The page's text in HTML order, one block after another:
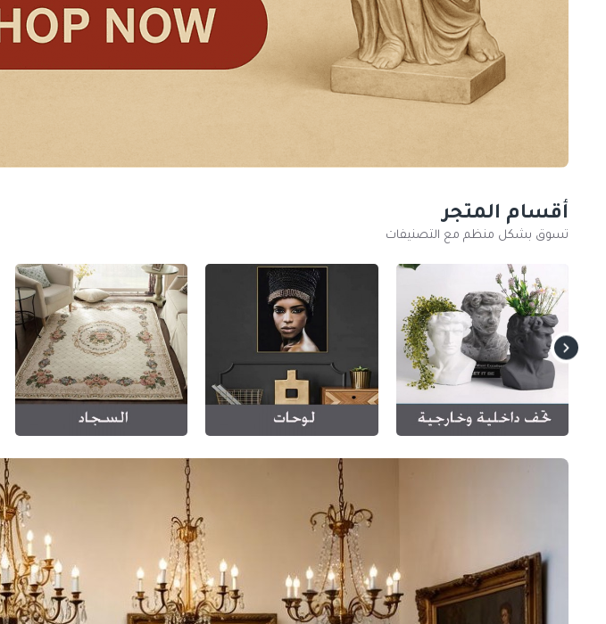
أقسام المتجر
تسوق بشكل منظم مع التصنيفات